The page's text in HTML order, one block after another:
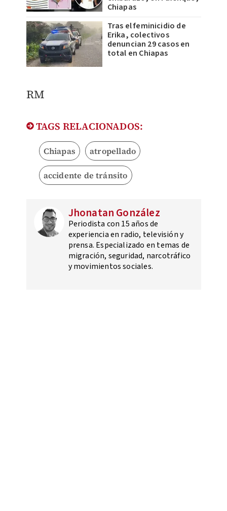
Chiapas
Tras el feminicidio de
Erika, colectivos
denuncian 29 casos en
total en Chiapas
RM
TAGS RELACIONADOS:
Chiapas atropellado
accidente de tránsito
Jhonatan González
Periodista con 15 años de
experiencia en radio, televisión y
prensa. Especializado en temas de
migración, seguridad, narcotráfico
y movimientos sociales.